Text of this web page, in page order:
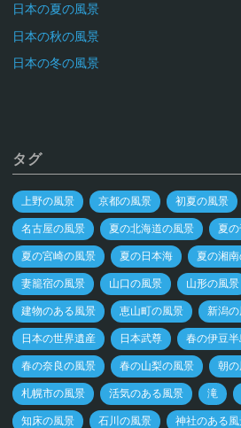
日本の夏の風景
日本の秋の風景
日本の冬の風景
タグ
上野の風景 京都の風景 初夏の風景
名古屋の風景 夏の北海道の風景 夏
夏の宮崎の風景 夏の日本海 夏の湘
妻籠宿の風景 山口の風景 山形の風景
建物のある風景 恵山町の風景 新潟
日本の世界遺産 日本武尊 春の伊豆半
春の奈良の風景 春の山梨の風景 朝
札幌市の風景 活気のある風景 滝
知床の風景 石川の風景 神社のある風